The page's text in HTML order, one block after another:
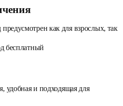
как для взрослых, так
бесплатный
удобная и подходящая для